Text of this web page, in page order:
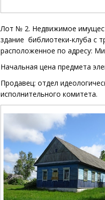
Лот № 2. Недвижимое
здание библиотеки-клуба с
расположенное по адресу:
Начальная цена предмета
Продавец: отдел
исполнительного комитета.